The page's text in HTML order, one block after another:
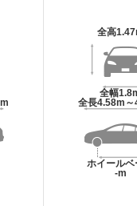
全高
全幅
全長4.58m～
ホイールベ
-m